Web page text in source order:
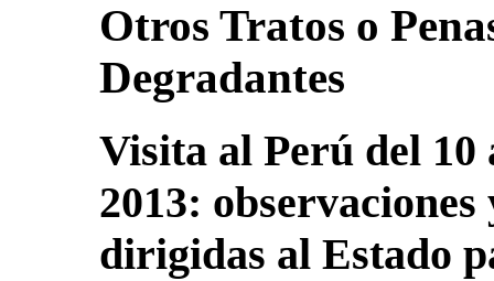
Otros Tratos o
Degradantes
Visita al Perú del 10
2013:
dirigidas al Estado